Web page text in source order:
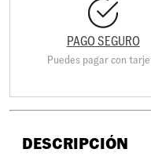
PAGO SEGURO
Puedes pagar con
DESCRIPCIÓN